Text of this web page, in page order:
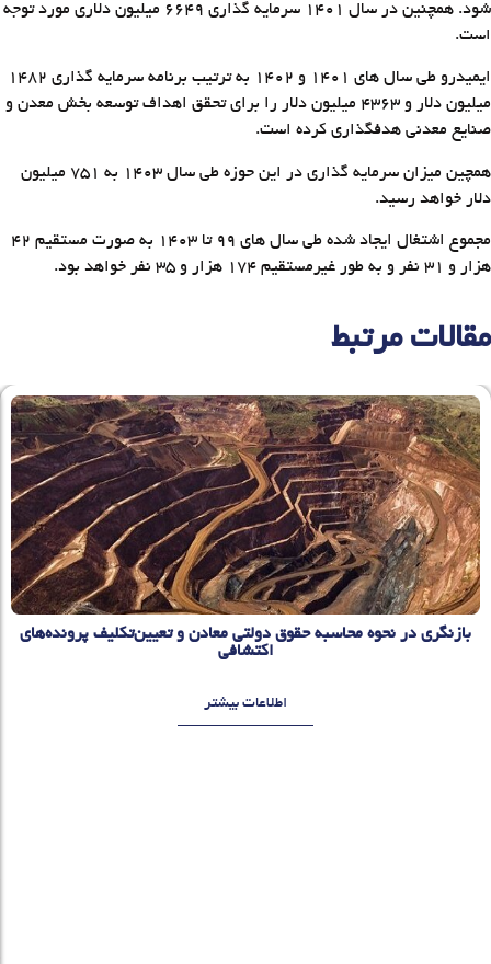
شود. همچنین در سال 1401 سرمایه گذاری 6649 میلیون دلاری مورد توجه
است.
ایمیدرو طی سال های 1401 و 1402 به ترتیب برنامه سرمایه گذاری 1482
میلیون دلار و 4363 میلیون دلار را برای تحقق اهداف توسعه بخش معدن و
صنایع معدنی هدفگذاری کرده است.
همچین میزان سرمایه گذاری در این حوزه طی سال 1403 به 751 میلیون
دلار خواهد رسید.
مجموع اشتغال ایجاد شده طی سال های 99 تا 1403 به صورت مستقیم 42
هزار و 31 نفر و به طور غیرمستقیم 174 هزار و 35 نفر خواهد بود.
مقالات مرتبط
بازنگری در نحوه محاسبه حقوق دولتی معادن و تعیین‌تکلیف پرونده‌های
اکتشافی
اطلاعات بیشتر